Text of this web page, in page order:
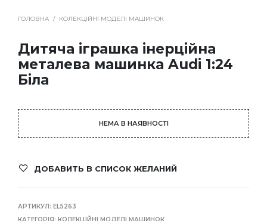
ГОЛОВНА / КОЛЕКЦІЙНІ МОДЕЛІ МАШИНОК
Дитяча іграшка інерційна
металева машинка Audi 1:24
Біла
НЕМА В НАЯВНОСТІ
ДОБАВИТЬ В СПИСОК ЖЕЛАНИЙ
АРТИКУЛ: EL5263